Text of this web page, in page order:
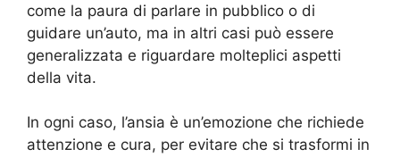
come la paura di parlare in pubblico o di
guidare un’auto, ma in altri casi può essere
generalizzata e riguardare molteplici aspetti
della vita.
In ogni caso, l’ansia è un’emozione che richiede
attenzione e cura, per evitare che si trasformi in